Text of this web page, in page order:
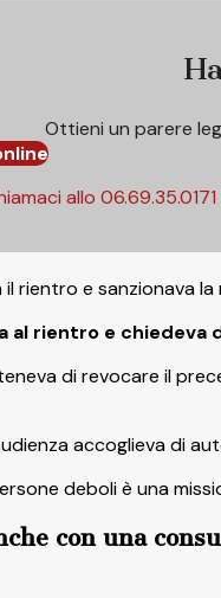
Ottieni un parere
allo 06.69.35.0171
rientro e sanzionava la
al rientro e chiedeva
di revocare il
accoglieva di
deboli è una
con una